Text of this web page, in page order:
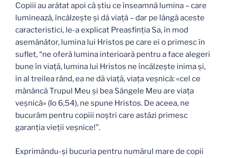
Copiii au arătat apoi că ştiu ce înseamnă lumina – care
luminează, încălzeşte şi dă viaţă – dar pe lângă aceste
caracteristici, le-a explicat Preasfinţia Sa, în mod
asemănător, lumina lui Hristos pe care ei o primesc în
suflet, “ne oferă lumina interioară pentru a face alegeri
bune în viaţă, lumina lui Hristos ne încălzeşte inima şi,
în al treilea rănd, ea ne dă viaţă, viaţa veşnică: «cel ce
mănăncă Trupul Meu şi bea Sângele Meu are viaţa
veşnică» (Io 6,54), ne spune Hristos. De aceea, ne
bucurăm pentru copiii noştri care astăzi primesc
garanţia vieţii veşnice!”.
Exprimându-şi bucuria pentru numărul mare de copii